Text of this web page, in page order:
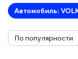
Автомобиль: